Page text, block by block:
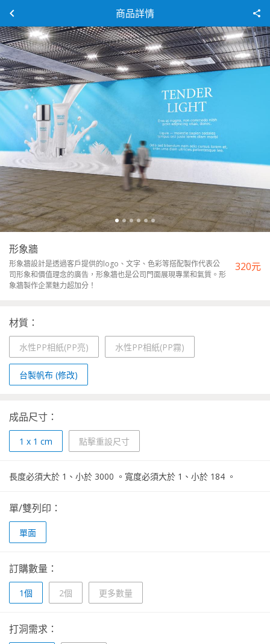
商品詳情
形象牆
形象牆設計是透過客戶提供的logo、文字、色彩等搭配製作代表公
司形象和價值理念的廣告，形象牆也是公司門面展現專業和氣質。形
象牆製作企業魅力超加分！
320元
材質：
水性PP相紙(PP亮) 水性PP相紙(PP霧)
台製帆布 (修改)
成品尺寸：
1 x 1 cm 點擊重設尺寸
長度必須大於 1 、小於 3000 。 寬度必須大於 1 、小於 184 。
單/雙列印：
單面
訂購數量：
1個 2個 更多數量
打洞需求：